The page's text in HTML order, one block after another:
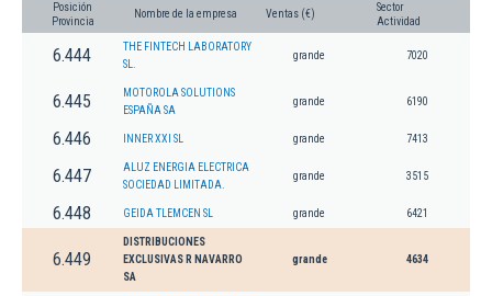
Posición
Provincia
Nombre de la empresa Ventas (€)
Sector
Actividad
6.444
THE FINTECH LABORATORY
SL.
grande 7020
6.445
MOTOROLA SOLUTIONS
ESPAÑA SA
grande 6190
6.446 INNER XXI SL grande 7413
6.447
ALUZ ENERGIA ELECTRICA
SOCIEDAD LIMITADA.
grande 3515
6.448 GEIDA TLEMCEN SL grande 6421
6.449
DISTRIBUCIONES
EXCLUSIVAS R NAVARRO
SA
grande 4634